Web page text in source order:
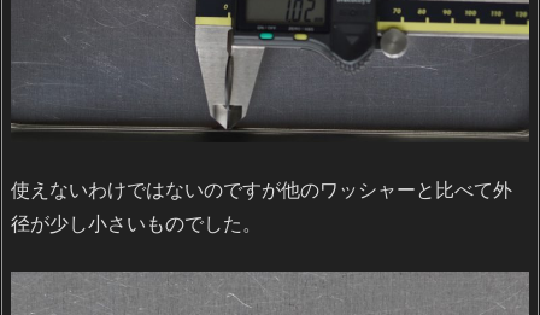
使えないわけではないのですが他のワッシャーと比べて外
径が少し小さいものでした。